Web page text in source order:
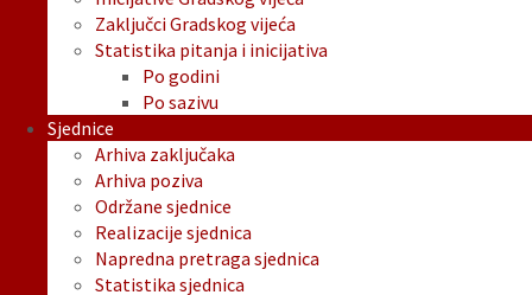
Zaključci Gradskog vijeća
Statistika pitanja i inicijativa
Po godini
Po sazivu
Sjednice
Arhiva zaključaka
Arhiva poziva
Održane sjednice
Realizacije sjednica
Napredna pretraga sjednica
Statistika sjednica